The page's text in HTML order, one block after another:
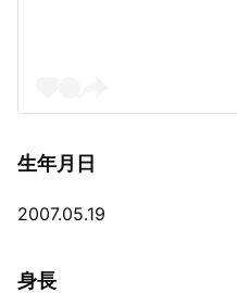
生年月日
2007.05.19
身長